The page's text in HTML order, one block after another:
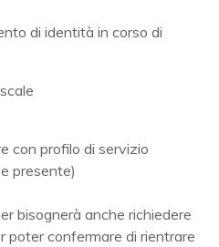
di identità in corso di
con profilo di servizio
presente)
bisognerà anche richiedere
poter confermare di rientrare